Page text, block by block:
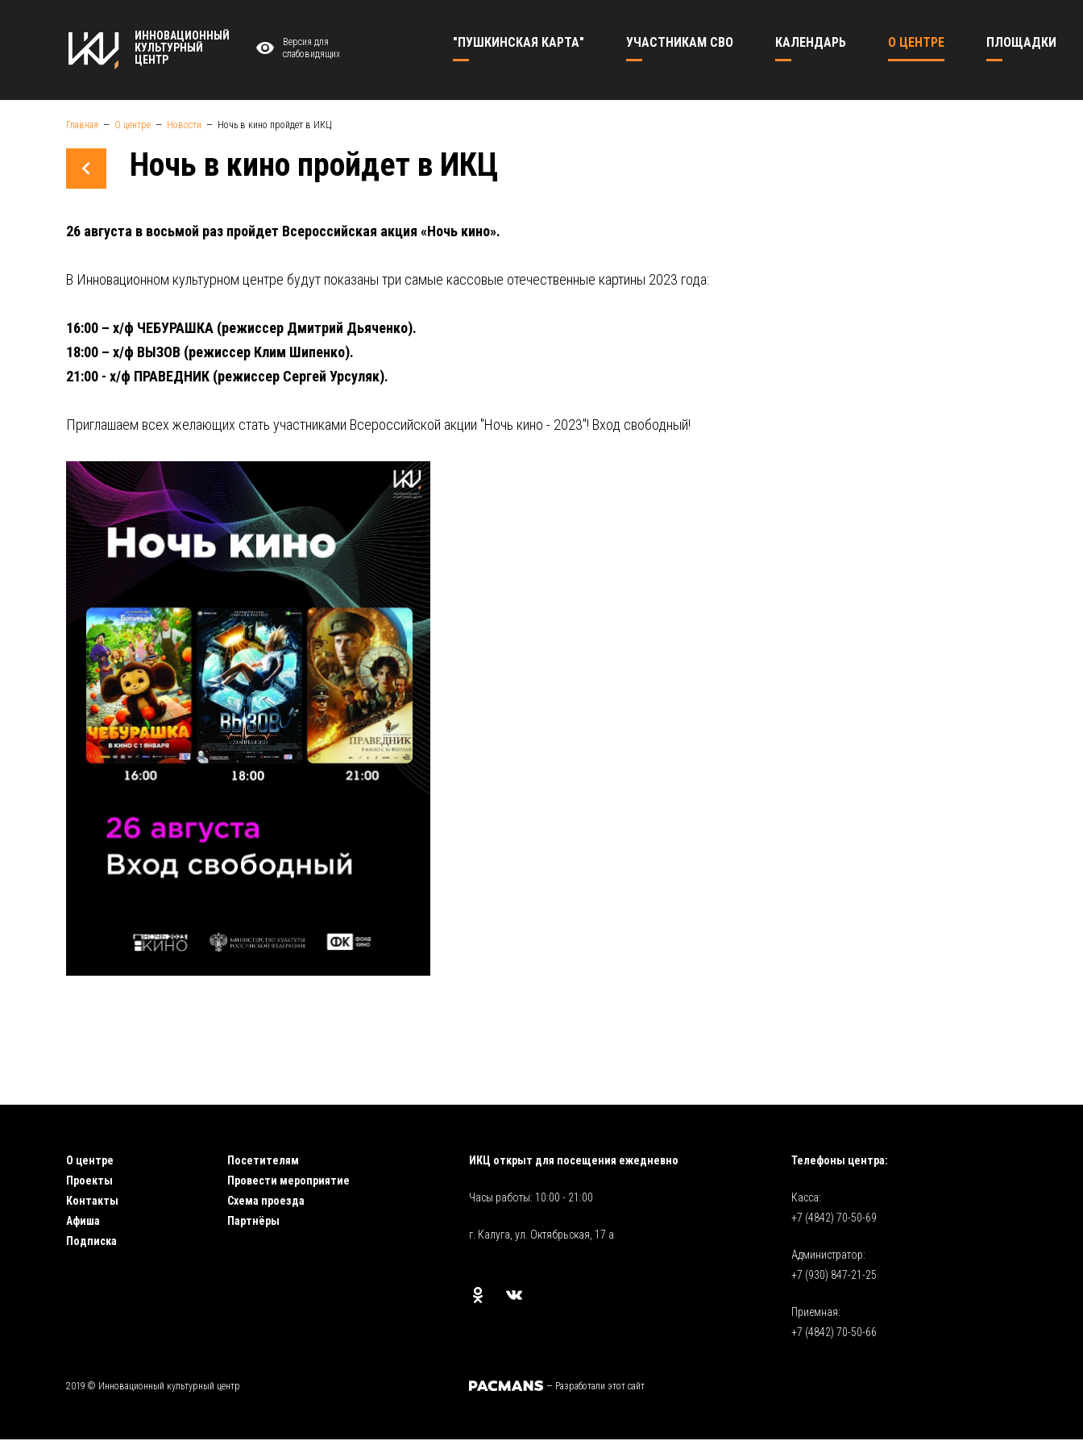
ИННОВАЦИОННЫЙ
КУЛЬТУРНЫЙ
ЦЕНТР
Версия для
слабовидящих
"ПУШКИНСКАЯ КАРТА" УЧАСТНИКАМ СВО КАЛЕНДАРЬ О ЦЕНТРЕ ПЛОЩАДКИ
Главная О центре Новости Ночь в кино пройдет в ИКЦ
Ночь в кино пройдет в ИКЦ
26 августа в восьмой раз пройдет Всероссийская акция «Ночь кино».
В Инновационном культурном центре будут показаны три самые кассовые отечественные картины 2023 года:
16:00 – х/ф ЧЕБУРАШКА (режиссер Дмитрий Дьяченко).
18:00 – х/ф ВЫЗОВ (режиссер Клим Шипенко).
21:00 - х/ф ПРАВЕДНИК (режиссер Сергей Урсуляк).
Приглашаем всех желающих стать участниками Всероссийской акции "Ночь кино - 2023"! Вход свободный!
О центре
Проекты
Контакты
Афиша
Подписка
Посетителям
Провести мероприятие
Схема проезда
Партнёры
ИКЦ открыт для посещения ежедневно
Часы работы: 10:00 - 21:00
г. Калуга, ул. Октябрьская, 17 а
Телефоны центра:
Касса:
+7 (4842) 70-50-69
Администратор:
+7 (930) 847-21-25
Приемная:
+7 (4842) 70-50-66
2019 © Инновационный культурный центр — Разработали этот сайт